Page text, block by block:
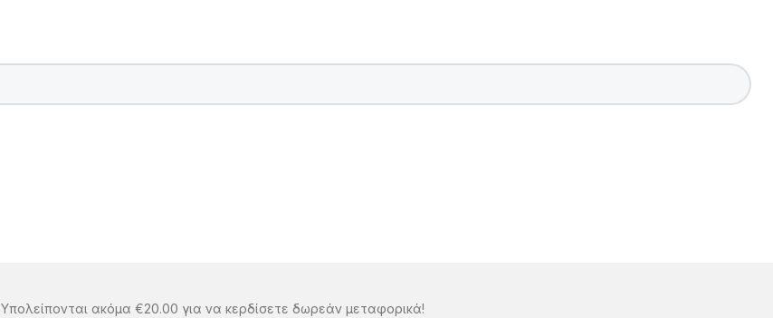
Υπολείπονται ακόμα €20.00 για να κερδίσετε δωρεάν μεταφορικά!